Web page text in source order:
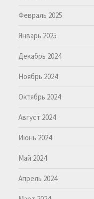
Февраль 2025
Январь 2025
Декабрь 2024
Ноябрь 2024
Октябрь 2024
Август 2024
Июнь 2024
Май 2024
Апрель 2024